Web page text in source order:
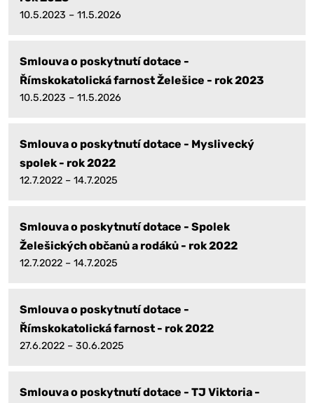
10.5.2023 – 11.5.2026
Smlouva o poskytnutí dotace -
Římskokatolická farnost Želešice - rok 2023
10.5.2023 – 11.5.2026
Smlouva o poskytnutí dotace - Myslivecký
spolek - rok 2022
12.7.2022 – 14.7.2025
Smlouva o poskytnutí dotace - Spolek
Želešických občanů a rodáků - rok 2022
12.7.2022 – 14.7.2025
Smlouva o poskytnutí dotace -
Římskokatolická farnost - rok 2022
27.6.2022 – 30.6.2025
Smlouva o poskytnutí dotace - TJ Viktoria -